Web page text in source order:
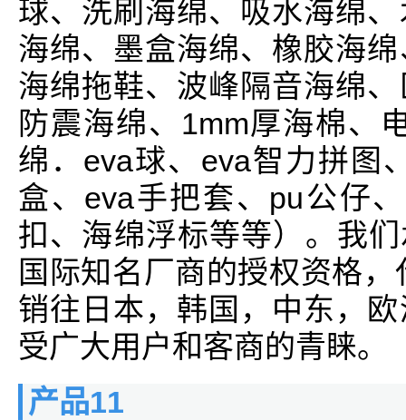
球、洗刷海绵、吸水海绵
海绵、墨盒海绵、橡胶海
海绵拖鞋、波峰隔音海绵
防震海绵、1mm厚海棉、
绵．eva球、eva智力拼图
盒、eva手把套、pu公仔
扣、海绵浮标等等）。我
国际知名厂商的授权资格
销往日本，韩国，中东，
受广大用户和客商的青睐。
产品11